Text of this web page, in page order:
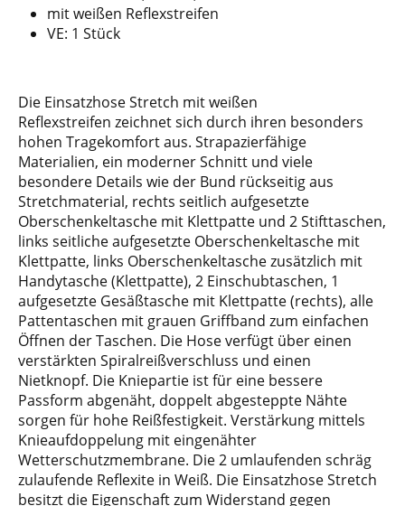
mit weißen Reflexstreifen
VE: 1 Stück
Die Einsatzhose Stretch mit weißen
Reflexstreifen zeichnet sich durch ihren besonders
hohen Tragekomfort aus. Strapazierfähige
Materialien, ein moderner Schnitt und viele
besondere Details wie der Bund rückseitig aus
Stretchmaterial, rechts seitlich aufgesetzte
Oberschenkeltasche mit Klettpatte und 2 Stifttaschen,
links seitliche aufgesetzte Oberschenkeltasche mit
Klettpatte, links Oberschenkeltasche zusätzlich mit
Handytasche (Klettpatte), 2 Einschubtaschen, 1
aufgesetzte Gesäßtasche mit Klettpatte (rechts), alle
Pattentaschen mit grauen Griffband zum einfachen
Öffnen der Taschen. Die Hose verfügt über einen
verstärkten Spiralreißverschluss und einen
Nietknopf. Die Kniepartie ist für eine bessere
Passform abgenäht, doppelt abgesteppte Nähte
sorgen für hohe Reißfestigkeit. Verstärkung mittels
Knieaufdoppelung mit eingenähter
Wetterschutzmembrane. Die 2 umlaufenden schräg
zulaufende Reflexite in Weiß. Die Einsatzhose Stretch
besitzt die Eigenschaft zum Widerstand gegen